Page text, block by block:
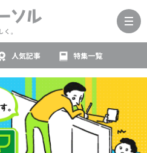
人気記事 特集一覧